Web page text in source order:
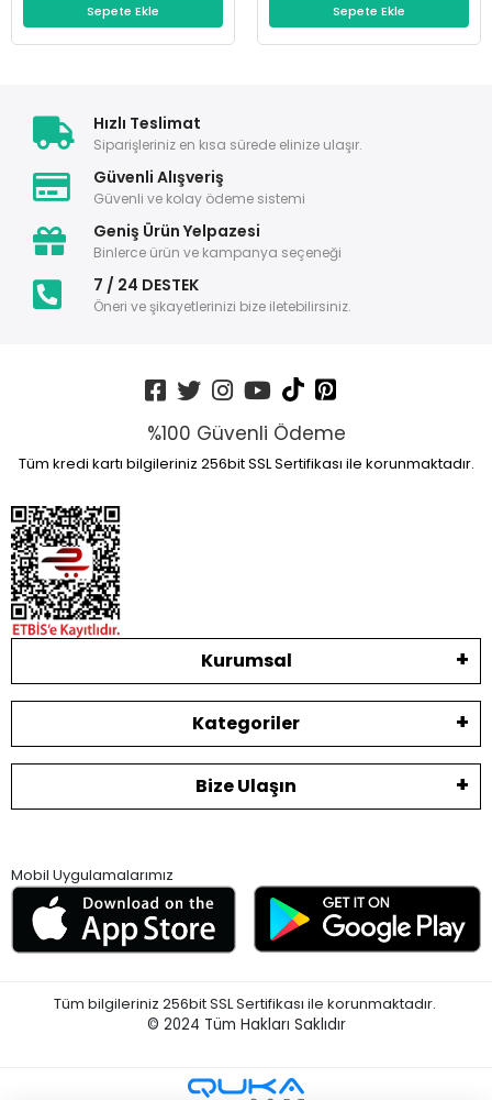
Sepete Ekle Sepete Ekle
Hızlı Teslimat
Siparişleriniz en kısa sürede elinize ulaşır.
Güvenli Alışveriş
Güvenli ve kolay ödeme sistemi
Geniş Ürün Yelpazesi
Binlerce ürün ve kampanya seçeneği
7 / 24 DESTEK
Öneri ve şikayetlerinizi bize iletebilirsiniz.
%100 Güvenli Ödeme
Tüm kredi kartı bilgileriniz 256bit SSL Sertifikası ile korunmaktadır.
Kurumsal
Kategoriler
Bize Ulaşın
Mobil Uygulamalarımız
Tüm bilgileriniz 256bit SSL Sertifikası ile korunmaktadır.
© 2024 Tüm Hakları Saklıdır